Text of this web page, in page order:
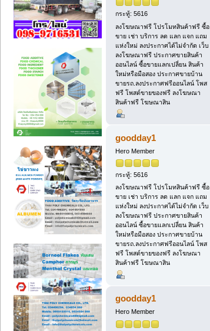
กระทู้: 5616
ลงโฆษณาฟรี โปรโมทสินค้าฟรี ซื้อ
ขาย เช่า บริการ ลด แลก แจก แถม
แห่งใหม่ ลงประกาศได้ไม่จำกัด เว็บ
ลงโฆษณาฟรี ประกาศขายสินค้า
ออนไลน์ ซื้อขายแลกเปลี่ยน สินค้า
ใหม่หรือมือสอง ประกาศขายบ้าน
ขายรถ.ลงประกาศฟรีออนไลน์ โพส
ฟรี โพสต์ขายของฟรี ลงโฆษณา
สินค้าฟรี โฆษณาสิน
goodday1
Hero Member
กระทู้: 5616
ลงโฆษณาฟรี โปรโมทสินค้าฟรี ซื้อ
ขาย เช่า บริการ ลด แลก แจก แถม
แห่งใหม่ ลงประกาศได้ไม่จำกัด เว็บ
ลงโฆษณาฟรี ประกาศขายสินค้า
ออนไลน์ ซื้อขายแลกเปลี่ยน สินค้า
ใหม่หรือมือสอง ประกาศขายบ้าน
ขายรถ.ลงประกาศฟรีออนไลน์ โพส
ฟรี โพสต์ขายของฟรี ลงโฆษณา
สินค้าฟรี โฆษณาสิน
goodday1
Hero Member